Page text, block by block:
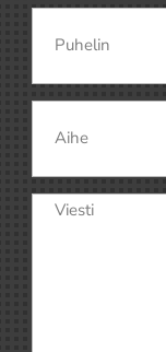
Viesti(Pakollinen)